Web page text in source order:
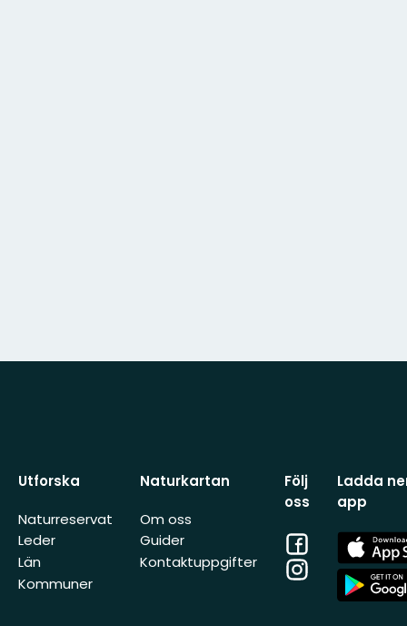
Utforska
Naturreservat
Leder
Län
Kommuner
Naturkartan
Om oss
Guider
Kontaktuppgifter
Följ
oss
Facebook
Instagram
Ladda
app
App
Store
App
Store